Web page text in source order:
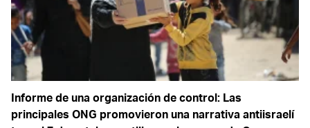
Informe de una organización de control: Las
principales ONG promovieron una narrativa antiisraelí